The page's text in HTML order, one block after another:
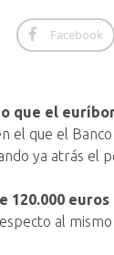
Facebook
que el
el que el
ya atrás
120.000
al